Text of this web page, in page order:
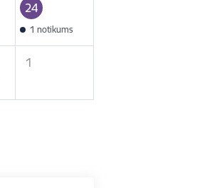
24
1 notikums
1